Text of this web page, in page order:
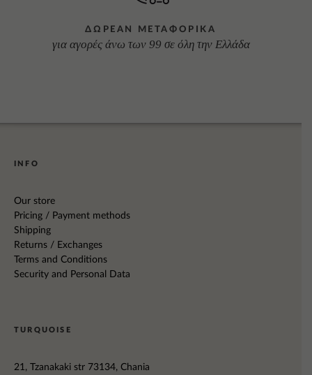
ΔΩΡΕΑΝ ΜΕΤΑΦΟΡΙΚΑ
για αγορές άνω των 99 σε όλη την Ελλάδα
INFO
Our store
Pricing / Payment methods
Shipping
Returns / Exchanges
Terms and Conditions
Security and Personal Data
TURQUOISE
21, Tzanakaki str 73134, Chania